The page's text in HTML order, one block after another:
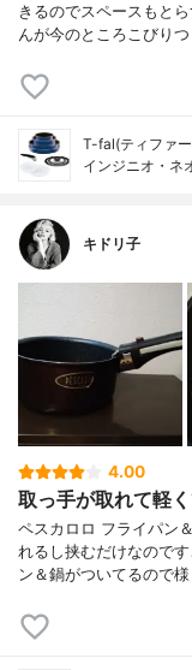
きるのでスペースもと
んが今のところこびり
T-fal(ティファ
インジニオ・ネ
キドリ子
4.00
取っ手が取れて軽
ペスカロロ フライパン
れるし挟むだけなので
ン＆鍋がついてるので